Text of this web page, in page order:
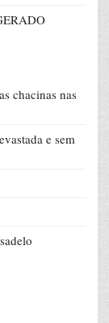
chacinas nas
e sem